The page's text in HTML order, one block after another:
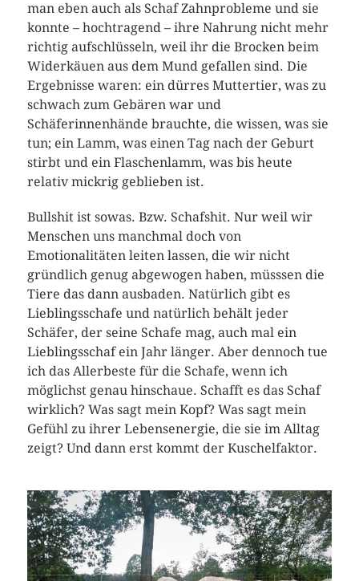
man eben auch als Schaf Zahnprobleme und sie
konnte – hochtragend – ihre Nahrung nicht mehr
richtig aufschlüsseln, weil ihr die Brocken beim
Widerkäuen aus dem Mund gefallen sind. Die
Ergebnisse waren: ein dürres Muttertier, was zu
schwach zum Gebären war und
Schäferinnenhände brauchte, die wissen, was sie
tun; ein Lamm, was einen Tag nach der Geburt
stirbt und ein Flaschenlamm, was bis heute
relativ mickrig geblieben ist.
Bullshit ist sowas. Bzw. Schafshit. Nur weil wir
Menschen uns manchmal doch von
Emotionalitäten leiten lassen, die wir nicht
gründlich genug abgewogen haben, müsssen die
Tiere das dann ausbaden. Natürlich gibt es
Lieblingsschafe und natürlich behält jeder
Schäfer, der seine Schafe mag, auch mal ein
Lieblingsschaf ein Jahr länger. Aber dennoch tue
ich das Allerbeste für die Schafe, wenn ich
möglichst genau hinschaue. Schafft es das Schaf
wirklich? Was sagt mein Kopf? Was sagt mein
Gefühl zu ihrer Lebensenergie, die sie im Alltag
zeigt? Und dann erst kommt der Kuschelfaktor.